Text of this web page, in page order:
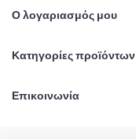
Ο λογαριασμός μου
Κατηγορίες προϊόντων
Επικοινωνία